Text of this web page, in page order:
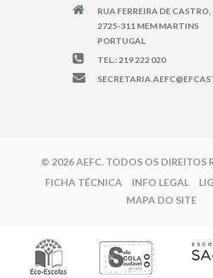
RUA FERREIRA DE CASTRO,
2725-311 MEM MARTINS
PORTUGAL
TEL.: 219 222 020
© 2026 AEFC. TODOS OS DIREITOS
FICHA TÉCNICA
INFO LEGAL
MAPA DO SITE